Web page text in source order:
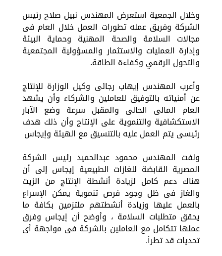
وخلال الجمعية استعرض المهندس نبيل صلاح رئيس
الشركة وفريق عمله تطورات العمل خلال العام فى
مجالات السلامة والصحة المهنية وحماية البيئة
وإدارة العمليات والاستثمار والمسؤولية المجتمعية
والتحول الرقمي وكفاءة الطاقة.
وأعرب المهندس إيهاب رجائى وكيل الوزارة للإنتاج
عن أمنياته بالتوفيق للعاملين والشركاء وأن يشهد
العام المالى الحالى والمقبل سرعة وضع الآبار
الاستكشافية والتنموية على الإنتاج وأن ذلك هدف
رئيسى يتم العمل عليه بالتنسيق مع الهيئة وإيجاس
ولفت المهندس محمود عبدالحميد رئيس الشركة
المصرية القابضة للغازات الطبيعية إيجاس إلى أن
هناك دعم كامل لزيادة أنشطة الإنتاج من الزيت
والغاز فى ظل وجود فرص تنموية يمكن الإسراع
بالعمل عليها وزيادة أنشطتهم ملتزمين بكافة ما
يحقق متطلبات السلامة ، وأوضح أن إيجاس وفرق
عملها تتكامل مع العاملين بالشركة فى مواجهة أى
تحديات قد تطرأ.